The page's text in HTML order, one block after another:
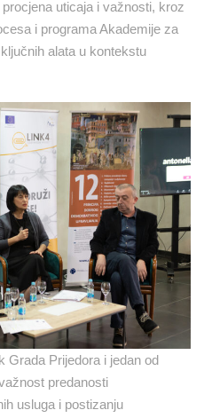
uticaja i važnosti, kroz
i programa Akademije za
alata u kontekstu
Grada Prijedora i jedan od
predanosti
usluga i postizanju